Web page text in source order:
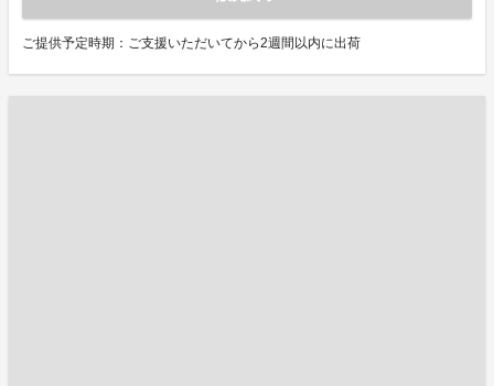
ご提供予定時期：ご支援いただいてから2週間以内に出荷